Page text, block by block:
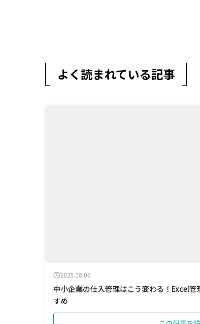
よく読まれている記事
2025.08.06
中小企業の仕入管理はこう変わる！Excel
すめ